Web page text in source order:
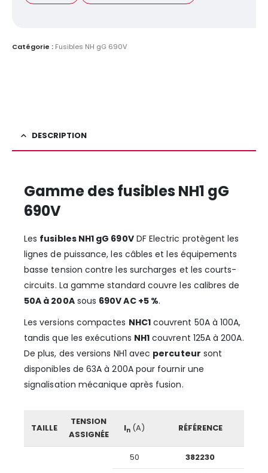
Catégorie : Fusibles NH gG 690V
DESCRIPTION
Gamme des fusibles NH1 gG
690V
Les fusibles NH1 gG 690VDF Electric protègent les
lignes de puissance, les câbles et les équipements
basse tension contre les surcharges et les courts-
circuits. La gamme standard couvre les calibres de
50A à 200Asous 690V AC +5 %.
Les versions compactes NHC1couvrent 50A à 100A,
tandis que les exécutions NH1 couvrent 125A à 200A.
De plus, des versions NH1 avec percuteur sont
disponibles de 63A à 200A pour fournir une
signalisation mécanique après fusion.
TAILLE
TENSION
ASSIGNÉE
In (A) RÉFÉRENCE
50
382230